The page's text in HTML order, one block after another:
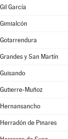
Gil García
Gimialcón
Gotarrendura
Grandes y San Martín
Guisando
Gutierre-Muñoz
Hernansancho
Herradón de Pinares